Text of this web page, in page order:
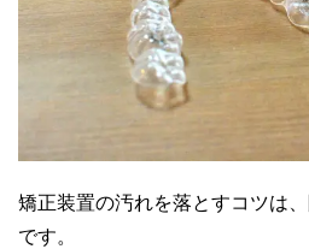
矯正装置の汚れを落とすコツは
です。